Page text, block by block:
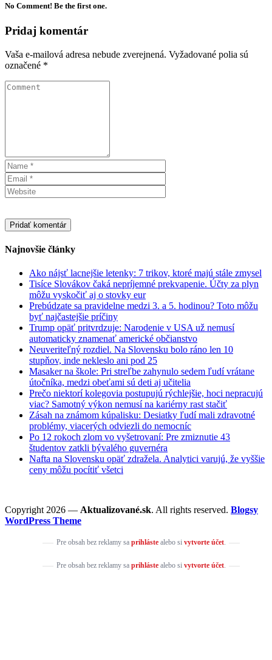
No Comment! Be the first one.
Pridaj komentár
Vaša e-mailová adresa nebude zverejnená. Vyžadované polia sú
označené *
Najnovšie články
Ako nájsť lacnejšie letenky: 7 trikov, ktoré majú stále zmysel
Tisíce Slovákov čaká nepríjemné prekvapenie. Účty za plyn
môžu vyskočiť aj o stovky eur
Prebúdzate sa pravidelne medzi 3. a 5. hodinou? Toto môžu
byť najčastejšie príčiny
Trump opäť pritvrdzuje: Narodenie v USA už nemusí
automaticky znamenať americké občianstvo
Neuveriteľný rozdiel. Na Slovensku bolo ráno len 10
stupňov, inde nekleslo ani pod 25
Masaker na škole: Pri streľbe zahynulo sedem ľudí vrátane
útočníka, medzi obeťami sú deti aj učitelia
Prečo niektorí kolegovia postupujú rýchlejšie, hoci nepracujú
viac? Samotný výkon nemusí na kariérny rast stačiť
Zásah na známom kúpalisku: Desiatky ľudí mali zdravotné
problémy, viacerých odviezli do nemocníc
Po 12 rokoch zlom vo vyšetrovaní: Pre zmiznutie 43
študentov zatkli bývalého guvernéra
Nafta na Slovensku opäť zdražela. Analytici varujú, že vyššie
ceny môžu pocítiť všetci
Copyright 2026 — Aktualizované.sk. All rights reserved. Blogsy
WordPress Theme
Pre obsah bez reklamy sa prihlástealebo si vytvorte účet.